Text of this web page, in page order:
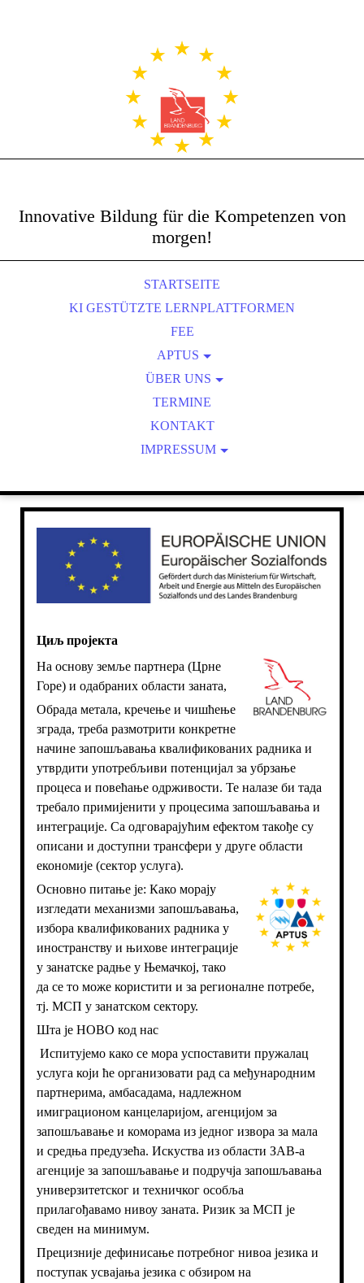
Innovative Bildung für die Kompetenzen von
morgen!
STARTSEITE
KI GESTÜTZTE LERNPLATTFORMEN
FEE
APTUS
WARUM BEFASSEN WIR UNS DAMIT?
ZIEL DES PROJEKTES
ÜBER UNS
DER VORSTAND
TERMINE
KONTAKT
IMPRESSUM
Циљ пројекта
На основу земље партнера (Црне
Горе) и одабраних области заната,
Обрада метала, кречење и чишћење
зграда, треба размотрити конкретне
начине запошљавања квалификованих радника и
утврдити употребљиви потенцијал за убрзање
процеса и повећање одрживости. Те налазе би тада
требало примијенити у процесима запошљавања и
интеграције. Са одговарајућим ефектом такође су
описани и доступни трансфери у друге области
економије (сектор услуга).
Основно питање је: Како морају
изгледати механизми запошљавања,
избора квалификованих радника у
иностранству и њихове интеграције
у занатске радње у Њемачкој, тако
да се то може користити и за регионалне потребе,
тј. МСП у занатском сектору.
Шта је НОВО код нас
Испитујемо како се мора успоставити пружалац
услуга који ће организовати рад са међународним
партнерима, амбасадама, надлежном
имиграционом канцеларијом, агенцијом за
запошљавање и коморама из једног извора за мала
и средња предузећа. Искуства из области ЗАВ-а
агенције за запошљавање и подручја запошљавања
универзитетског и техничког особља
прилагођавамо нивоу заната. Ризик за МСП је
сведен на минимум.
Прецизније дефинисање потребног нивоа језика и
поступак усвајања језика с обзиром на